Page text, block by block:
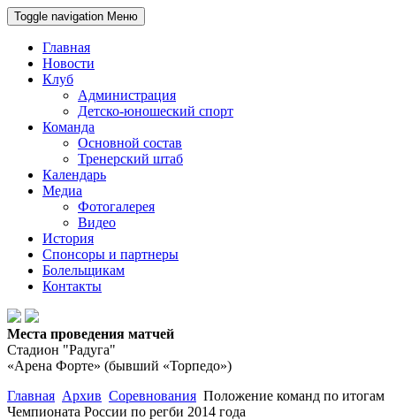
Toggle navigation Меню
Главная
Новости
Клуб
Администрация
Детско-юношеский спорт
Команда
Основной состав
Тренерский штаб
Календарь
Медиа
Фотогалерея
Видео
История
Спонсоры и партнеры
Болельщикам
Контакты
Места проведения матчей
Стадион "Радуга"
«Арена Форте» (бывший «Торпедо»)
Главная Архив Соревнования Положение команд по итогам
Чемпионата России по регби 2014 года